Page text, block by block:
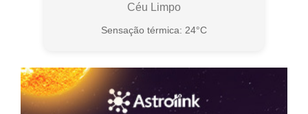
Céu Limpo
Sensação térmica: 24°C